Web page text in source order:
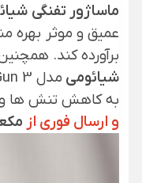
ماساژور تفنگی
عمیق و موثر بهره
برآورده کند. همچنین، باتری لیتیوم-یونی با ظرفیت 2450
شیائومی
به کاهش تنش‌ ها و
و ارسال فوری از